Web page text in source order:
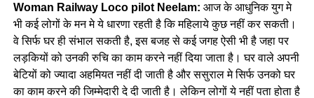
Woman Railway Loco pilot Neelam: आज के आधुनिक युग मे
भी कई लोगों के मन मे ये धारणा रहती है कि महिलाये कुछ नहीं कर सकती।
वे सिर्फ घर ही संभाल सकती है, इस बजह से कई जगह ऐसी भी है जहा पर
लड़कियों को उनकी रुचि का काम करने नहीं दिया जाता है। घर वाले अपनी
बेटियों को ज्यादा अहमियत नहीं दी जाती है और ससुराल मे सिर्फ उनको घर
का काम करने की जिम्मेदारी दे दी जाती है। लेकिन लोगों ये नहीं पता होता है